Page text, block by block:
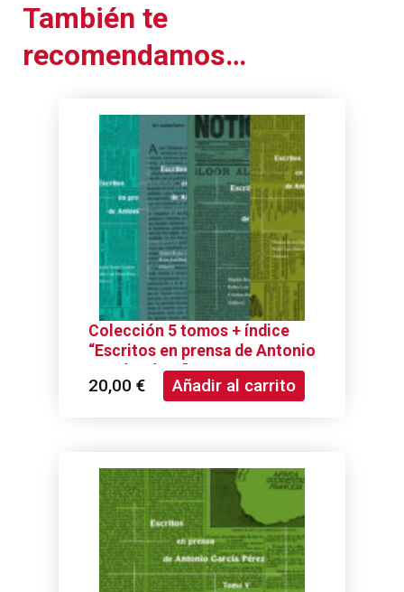
También te
recomendamos…
Colección 5 tomos + índice
“Escritos en prensa de Antonio
García Pérez”
20,00 € Añadir al carrito